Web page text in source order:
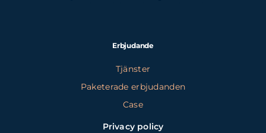
Erbjudande
Tjänster
Paketerade erbjudanden
Case
Privacy policy